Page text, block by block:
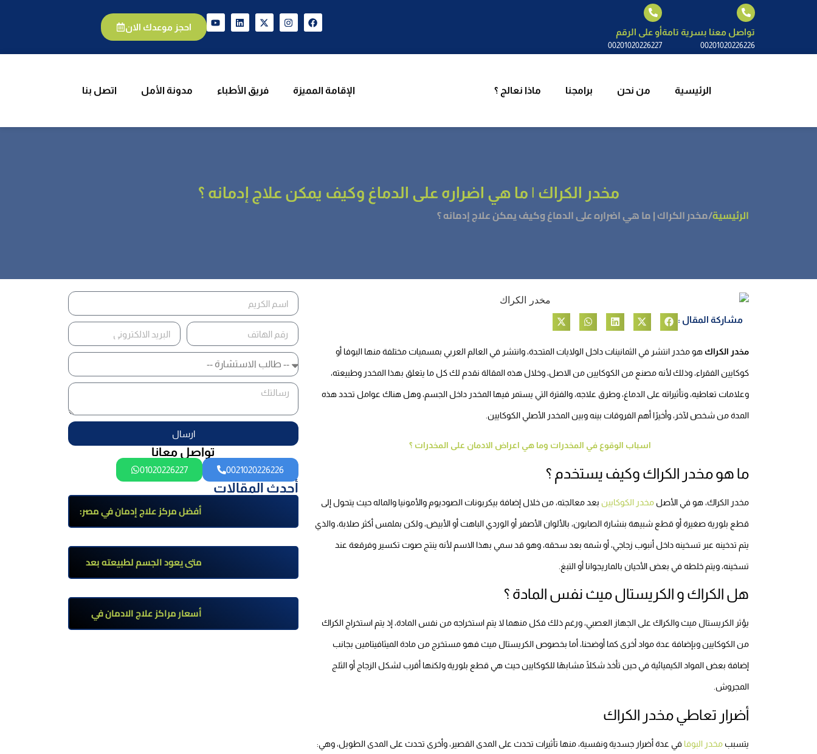
تواصل معنا بسرية تامة
00201020226226
أو على الرقم
00201020226227
احجز موعدك الان
الرئيسية من نحن برامجنا ماذا نعالج ؟ الإقامة المميزة فريق الأطباء مدونة الأمل اتصل بنا
فريق الأطباء مدونة الأمل اتصل بنا
مخدر الكراك | ما هي اضراره على الدماغ وكيف يمكن علاج إدمانه ؟
الرئيسية/مخدر الكراك | ما هي اضراره على الدماغ وكيف يمكن علاج إدمانه ؟
مشاركة المقال :
مخدر الكراك هو مخدر انتشر في الثمانينات داخل الولايات المتحدة، وانتشر في العالم العربي بمسميات مختلفة منها البوفا أو
كوكايين الفقراء، وذلك لأنه مصنع من الكوكايين من الاصل، وخلال هذه المقالة نقدم لك كل ما يتعلق بهذا المخدر وطبيعته،
وعلامات تعاطيه، وتأثيراته على الدماغ، وطرق علاجه، والفترة التي يستمر فيها المخدر داخل الجسم، وهل هناك عوامل تحدد هذه
المدة من شخص لآخر، وأخيرًا أهم الفروقات بينه وبين المخدر الأصلي الكوكايين.
اسباب الوقوع في المخدرات وما هي اعراض الادمان على المخدرات ؟
ما هو مخدر الكراك وكيف يستخدم ؟
مخدر الكراك، هو في الأصل مخدر الكوكايين بعد معالجته، من خلال إضافة بيكربونات الصوديوم والأمونيا والماله حيث يتحول إلى
قطع بلورية صغيرة أو قطع شبيهة بنشارة الصابون، بالألوان الأصفر أو الوردي الباهت أو الأبيض، ولكن بملمس أكثر صلابة، والذي
يتم تدخينه عبر تسخينه داخل أنبوب زجاجي، أو شمه بعد سحقه، وهو قد سمي بهذا الاسم لأنه ينتج صوت تكسير وفرقعة عند
تسخينه، ويتم خلطه في بعض الأحيان بالماريجوانا أو التبغ.
هل الكراك و الكريستال ميث نفس المادة ؟
يؤثر الكريستال ميث والكراك على الجهاز العصبي، ورغم ذلك فكل منهما لا يتم استخراجه من نفس المادة، إذ يتم استخراج الكراك
من الكوكايين وبإضافة عدة مواد أخرى كما أوضحنا، أما بخصوص الكريستال ميث فهو مستخرج من مادة الميثافيتامين بجانب
إضافة بعض المواد الكيميائية في حين تأخذ شكلًا مشابهًا للكوكايين حيث هي قطع بلورية ولكنها أقرب لشكل الزجاج أو الثلج
المجروش.
أضرار تعاطي مخدر الكراك
يتسبب مخدر البوفا في عدة أضرار جسدية ونفسية، منها تأثيرات تحدث على المدى القصير، وأخرى تحدث على المدى الطويل، وهي:
ارسال
تواصل معانا
0021020226226
01020226227
أحدث المقالات
أفضل مركز علاج إدمان في مصر:
برامج علاج معتمدة وتعافي آمن
تحت إشراف طبي
متى يعود الجسم لطبيعته بعد
ترك مخدر الآيس؟ مراحل التعافي
والعوامل المؤثرة
أسعار مراكز علاج الادمان في
مصر: كم تبلغ التكلفة وما الذي